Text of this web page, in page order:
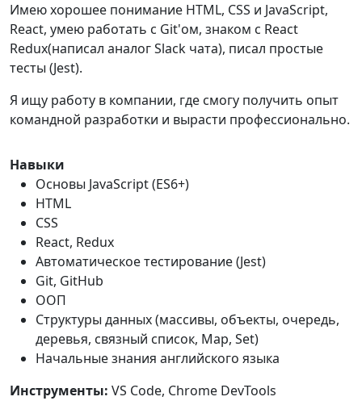
Имею хорошее понимание HTML, CSS и JavaScript,
React, умею работать с Git'ом, знаком с React
Redux(написал аналог Slack чата), писал простые
тесты (Jest).
Я ищу работу в компании, где смогу получить опыт
командной разработки и вырасти профессионально.
Навыки
Основы JavaScript (ES6+)
HTML
CSS
React, Redux
Автоматическое тестирование (Jest)
Git, GitHub
ООП
Структуры данных (массивы, объекты, очередь,
деревья, связный список, Map, Set)
Начальные знания английского языка
Инструменты: VS Code, Chrome DevTools